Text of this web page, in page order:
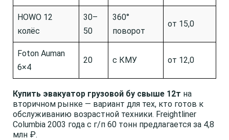
HOWO 12
колёс
30–
50
360°
поворот
от 15,0
Foton Auman
6×4
20 с КМУ от 12,0
Купить эвакуатор грузовой бу свыше 12т на
вторичном рынке — вариант для тех, кто готов к
обслуживанию возрастной техники. Freightliner
Columbia 2003 года с г/п 60 тонн предлагается за 4,8
млн ₽.